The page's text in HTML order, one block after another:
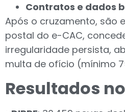
Contratos e dados
Após o cruzamento, são
postal do e-CAC,
irregularidade persista,
multa de ofício (mínimo
Resultados